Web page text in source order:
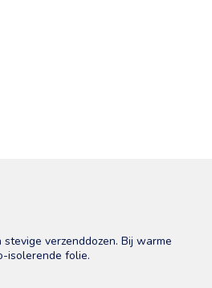
verzenddozen. Bij warme
isolerende folie.